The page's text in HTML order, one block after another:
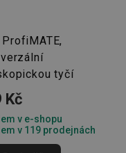
tyčí
Kč
v e-shopu
v 119 prodejnách